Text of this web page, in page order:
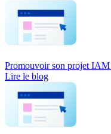
Promouvoir son projet IAM
Lire le blog